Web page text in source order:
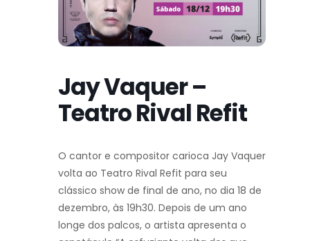
Jay Vaquer –
Teatro Rival Refit
O cantor e compositor carioca Jay Vaquer
volta ao Teatro Rival Refit para seu
clássico show de final de ano, no dia 18 de
dezembro, às 19h30. Depois de um ano
longe dos palcos, o artista apresenta o